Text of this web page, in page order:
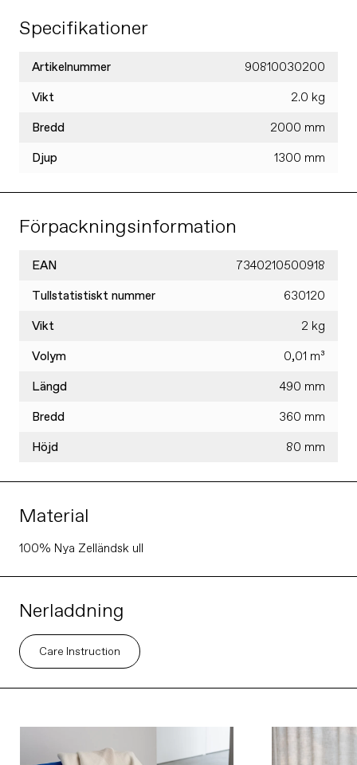
Specifikationer
Artikelnummer 90810030200
Vikt 2.0 kg
Bredd 2000 mm
Djup 1300 mm
Förpackningsinformation
EAN 7340210500918
Tullstatistiskt nummer 630120
Vikt 2 kg
Volym 0,01 m³
Längd 490 mm
Bredd 360 mm
Höjd 80 mm
Material
100% Nya Zelländsk ull
Nerladdning
Care Instruction